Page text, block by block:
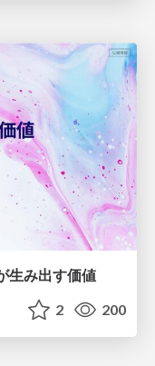
生み出す価値
2 200